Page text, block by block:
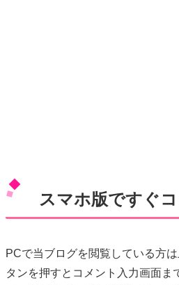
スマホ版ですぐ
PCで当ブログを閲覧している方
タンを押すとコメント入力画面ま